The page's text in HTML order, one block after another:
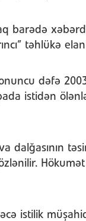
barədə
təhlükə
dəfə
istidən
dalğasının
Hökumət
istilik